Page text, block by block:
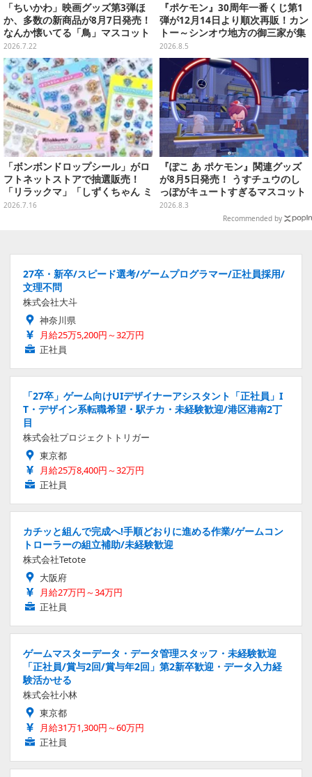
「ちいかわ」映画グッズ第3弾ほ
か、多数の新商品が8月7日発売！
なんか懐いてる「鳥」マスコット
や場面写アイテムなど必見のライ
ンナップ
2026.7.22
『ポケモン』30周年一番くじ第1
弾が12月14日より順次再販！カン
トー～シンオウ地方の御三家が集
まった時計、ぬいぐるみなど記念
グッズ盛りだくさん
2026.8.5
「ボンボンドロップシール」がロ
フトネットストアで抽選販売！
「リラックマ」「しずくちゃん ミ
ニ」など全12種をラインナップ
2026.7.16
『ぽこ あ ポケモン』関連グッズ
が8月5日発売！ うすチュウのし
っぽがキュートすぎるマスコット
など、まとめてご紹介
2026.8.3
Recommended by
27卒・新卒/スピード選考/ゲームプログラマー/正社員採用/
文理不問
株式会社大斗
神奈川県
月給25万5,200円～32万円
正社員
「27卒」ゲーム向けUIデザイナーアシスタント「正社員」I
T・デザイン系転職希望・駅チカ・未経験歓迎/港区港南2丁
目
株式会社プロジェクトトリガー
東京都
月給25万8,400円～32万円
正社員
カチッと組んで完成へ!手順どおりに進める作業/ゲームコン
トローラーの組立補助/未経験歓迎
株式会社Tetote
大阪府
月給27万円～34万円
正社員
ゲームマスターデータ・データ管理スタッフ・未経験歓迎
「正社員/賞与2回/賞与年2回」第2新卒歓迎・データ入力経
験活かせる
株式会社小林
東京都
月給31万1,300円～60万円
正社員